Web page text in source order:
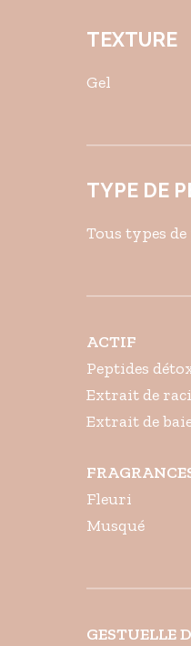
TEXTURE
Gel
TYPE DE
Tous types de
ACTIF
Peptides
Extrait de
Extrait de
Fleuri
Musqué
GESTUELLE